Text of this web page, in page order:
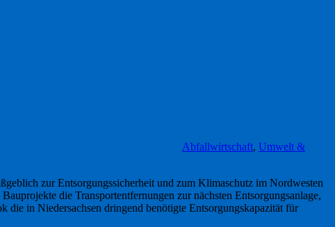
Abfallwirtschaft, Umwelt &
zur Entsorgungssicherheit und zum Klimaschutz im Nordwesten
die Transportentfernungen zur nächsten Entsorgungsanlage,
in Niedersachsen dringend benötigte Entsorgungskapazität für